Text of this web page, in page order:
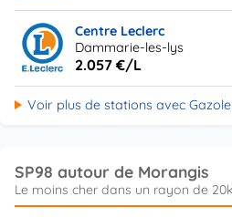
Centre Leclerc
Dammarie-les-lys
2.057 €/L
Voir plus de stations avec Gazole
SP98 autour de Morangis